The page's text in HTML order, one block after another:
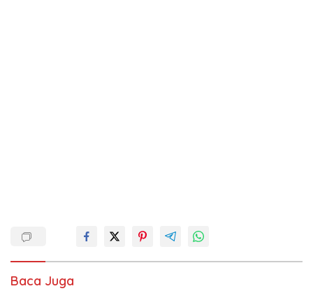
Baca Juga